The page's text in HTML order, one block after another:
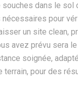
dans le sol
pour
un site clean,
avez prévu sera
soignée,
terrain, pour des